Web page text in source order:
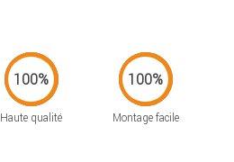
Haute qualité Montage facile